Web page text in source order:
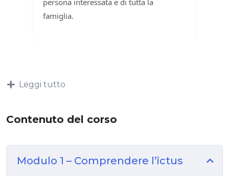
famiglia.
Leggi tutto
Contenuto del corso
Modulo 1 – Comprendere l’ictus